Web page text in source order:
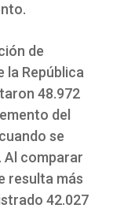
de
la República
48.972
del
se
Al comparar
resulta más
42.027